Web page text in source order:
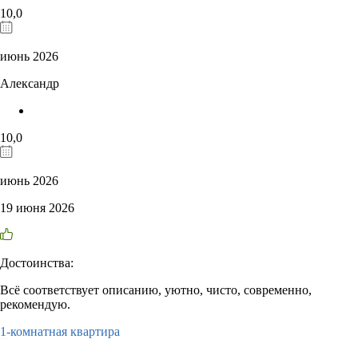
10,0
июнь 2026
Александр
10,0
июнь 2026
19 июня 2026
Достоинства:
Всё соответствует описанию, уютно, чисто, современно,
рекомендую.
1-комнатная квартира